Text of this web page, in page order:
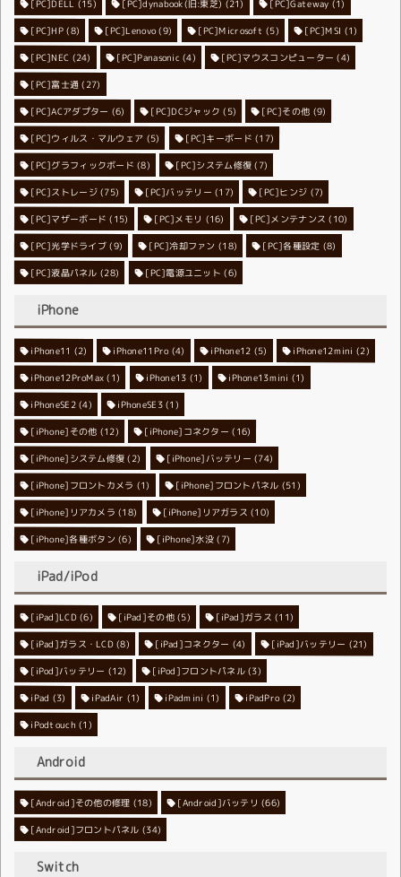
[PC]DELL (15) [PC]dynabook(旧:東芝) (21) [PC]Gateway (1)
[PC]HP(8) [PC]Lenovo(9) [PC]Microsoft (5) [PC]MSI (1)
[PC]NEC (24) [PC]Panasonic (4) [PC]マウスコンピューター (4)
[PC]富士通 (27)
[PC]ACアダプター (6) [PC]DCジャック (5) [PC]その他 (9)
[PC]ウィルス・マルウェア (5) [PC]キーボード (17)
[PC]グラフィックボード (8) [PC]システム修復 (7)
[PC]ストレージ(75) [PC]バッテリー (17) [PC]ヒンジ (7)
[PC]マザーボード (15) [PC]メモリ (16) [PC]メンテナンス (10)
[PC]光学ドライブ (9) [PC]冷却ファン (18) [PC]各種設定 (8)
[PC]液晶パネル (28) [PC]電源ユニット (6)
iPhone
iPhone11 (2) iPhone11Pro(4) iPhone12 (5) iPhone12mini (2)
iPhone12ProMax (1) iPhone13 (1) iPhone13mini (1)
iPhoneSE2(4) iPhoneSE3 (1)
[iPhone]その他 (12) [iPhone]コネクター (16)
[iPhone]システム修復 (2) [iPhone]バッテリー (74)
[iPhone]フロントカメラ (1) [iPhone]フロントパネル (51)
[iPhone]リアカメラ (18) [iPhone]リアガラス (10)
[iPhone]各種ボタン (6) [iPhone]水没 (7)
iPad/iPod
[iPad]LCD(6) [iPad]その他 (5) [iPad]ガラス (11)
[iPad]ガラス・LCD(8) [iPad]コネクター (4) [iPad]バッテリー (21)
[iPod]バッテリー (12) [iPod]フロントパネル(3)
iPad (3) iPadAir (1) iPadmini (1) iPadPro(2)
iPodtouch (1)
Android
[Android]その他の修理 (18) [Android]バッテリ (66)
[Android]フロントパネル (34)
Switch